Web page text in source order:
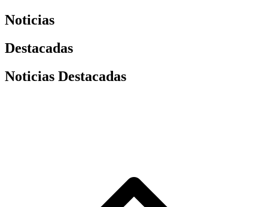
Noticias
Destacadas
Noticias Destacadas